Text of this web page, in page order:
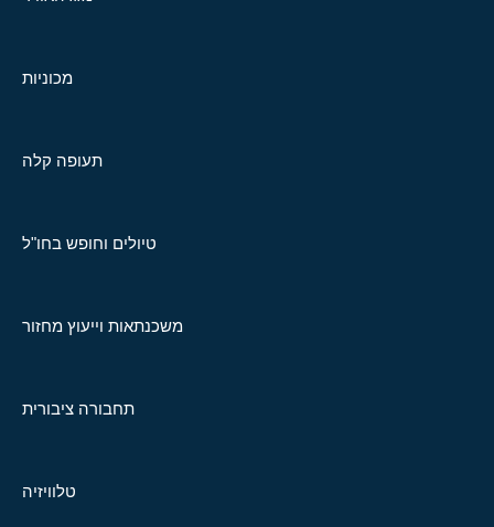
מכוניות
תעופה קלה
טיולים וחופש בחו"ל
משכנתאות וייעוץ מחזור
תחבורה ציבורית
טלוויזיה